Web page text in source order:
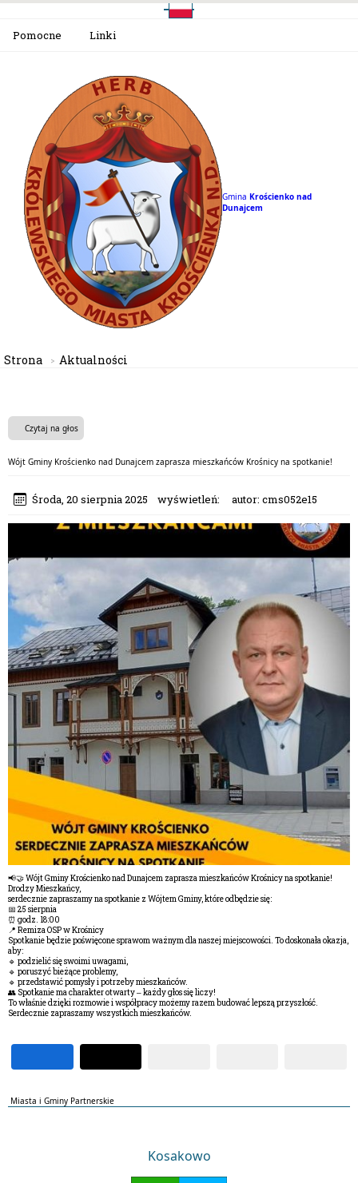
Pomocne Linki
Gmina Krościenko nad
Dunajcem
Strona Aktualności
Czytaj na głos
Wójt Gminy Krościenko nad Dunajcem zaprasza mieszkańców Krośnicy na spotkanie!
Środa, 20 sierpnia 2025 wyświetleń: autor: cms052e15
📢🤝 Wójt Gminy Krościenko nad Dunajcem zaprasza mieszkańców Krośnicy na spotkanie!
Drodzy Mieszkańcy,
serdecznie zapraszamy na spotkanie z Wójtem Gminy, które odbędzie się:
📅 25 sierpnia
⏰ godz. 18:00
📍 Remiza OSP w Krośnicy
Spotkanie będzie poświęcone sprawom ważnym dla naszej miejscowości. To doskonała okazja,
aby:
🔹 podzielić się swoimi uwagami,
🔹 poruszyć bieżące problemy,
🔹 przedstawić pomysły i potrzeby mieszkańców.
👥 Spotkanie ma charakter otwarty – każdy głos się liczy!
To właśnie dzięki rozmowie i współpracy możemy razem budować lepszą przyszłość.
Serdecznie zapraszamy wszystkich mieszkańców.
Miasta i Gminy Partnerskie
Kosakowo